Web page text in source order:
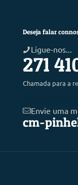
Deseja falar
Ligue-nos...
271
Chamada para a
Envie uma
cm-